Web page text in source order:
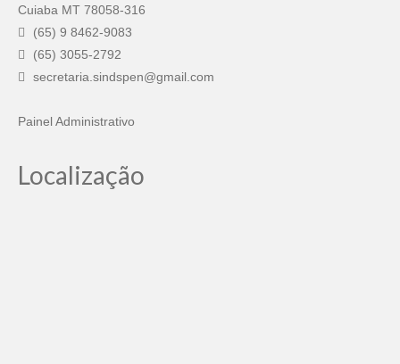
Cuiaba MT 78058-316
(65) 9 8462-9083
(65) 3055-2792
secretaria.sindspen@gmail.com
Painel Administrativo
Localização